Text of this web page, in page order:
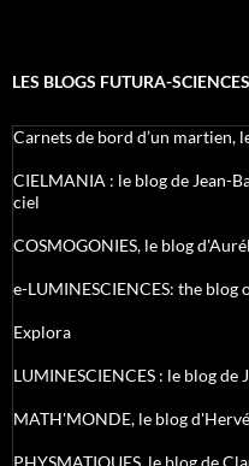
LES BLOGS FUTURA-SCIENCES
Carnets de bord d’un martien,
CIELMANIA : le blog de Jean-
ciel
COSMOGONIES, le blog
e-LUMINESCIENCES: the blog
Explora
LUMINESCIENCES : le blog
MATH'MONDE, le blog